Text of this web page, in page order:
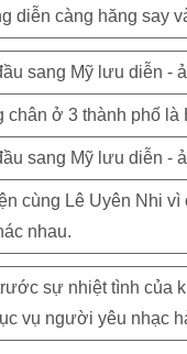
diễn càng hăng say
ở 3 thành phố là
cùng Lê Uyên Nhi vì
nhau.
sự nhiệt tình của
vụ người yêu nhạc